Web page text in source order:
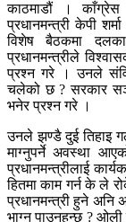
काठमाडौं । काँग्रेस
प्रधानमन्त्री केपी
विशेष बैठकमा
प्रधानमन्त्रीले
प्रश्न गरे । उनले
चलेको छ ? सरकार
भनेर प्रश्न गरे ।
उनले झण्डै दुई तिहाइ
माग्नुपर्ने अवस्था
प्रधानमन्त्रीलाई
हितमा काम गर्न के ले
प्रधानमन्त्री हुने अनि
भाग्न पाउनुहुन्छ ?